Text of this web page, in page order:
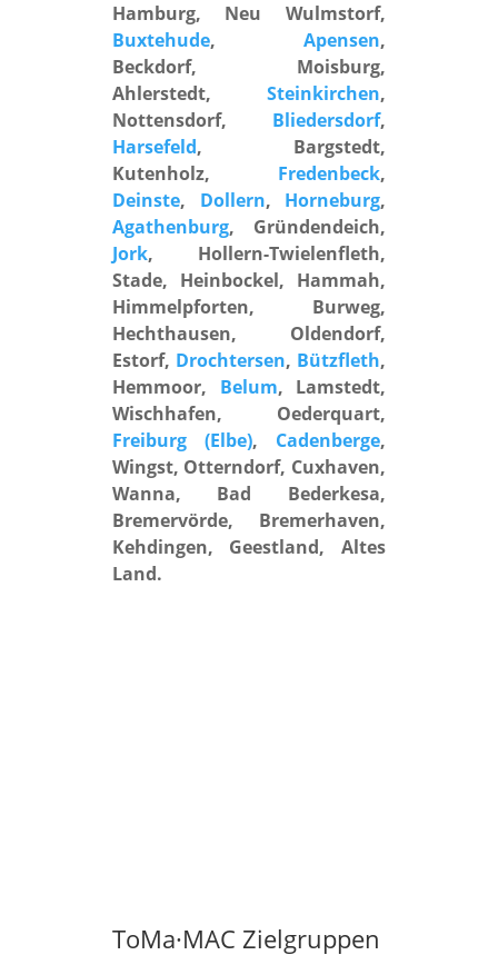
Hamburg, Neu Wulmstorf,
Buxtehude,Apensen,
Beckdorf, Moisburg,
Ahlerstedt,Steinkirchen,
Nottensdorf, Bliedersdorf,
Harsefeld, Bargstedt,
Kutenholz, Fredenbeck,
Deinste, Dollern, Horneburg,
Agathenburg, Gründendeich,
Jork, Hollern-Twielenfleth,
Stade, Heinbockel, Hammah,
Himmelpforten, Burweg,
Hechthausen, Oldendorf,
Estorf, Drochtersen, Bützfleth,
Hemmoor, Belum, Lamstedt,
Wischhafen, Oederquart,
Freiburg (Elbe), Cadenberge,
Wingst, Otterndorf, Cuxhaven,
Wanna, Bad Bederkesa,
Bremervörde, Bremerhaven,
Kehdingen, Geestland, Altes
Land.
ToMa·MAC Zielgruppen